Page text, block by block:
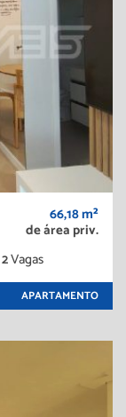
66,18 m²
de área priv.
2Vagas
APARTAMENTO